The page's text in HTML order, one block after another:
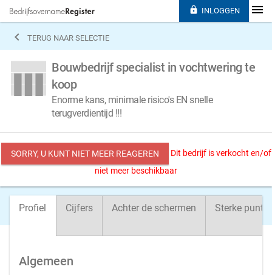
 TERUG NAAR SELECTIE
Bouwbedrijf specialist in vochtwering te
koop
Enorme kans, minimale risico's EN snelle
terugverdientijd !!!
SORRY, U KUNT NIET MEER REAGEREN
Dit bedrijf is verkocht en/of
niet meer beschikbaar
Profiel Cijfers Achter de schermen Sterke
Algemeen
 INLOGGEN